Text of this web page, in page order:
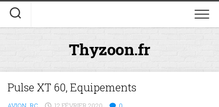
Skip
content
Thyzoon.fr
Pulse XT 60, Equipements